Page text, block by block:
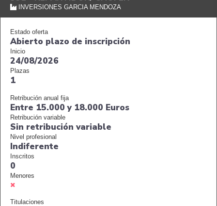
INVERSIONES GARCIA MENDOZA
Estado oferta
Abierto plazo de inscripción
Inicio
24/08/2026
Plazas
1
Retribución anual fija
Entre 15.000 y 18.000 Euros
Retribución variable
Sin retribución variable
Nivel profesional
Indiferente
Inscritos
0
Menores
Titulaciones